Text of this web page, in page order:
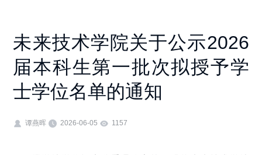
未来技术学院关于公示2026
届本科生第一批次拟授予学
士学位名单的通知
谭燕晖 2026-06-05 1157